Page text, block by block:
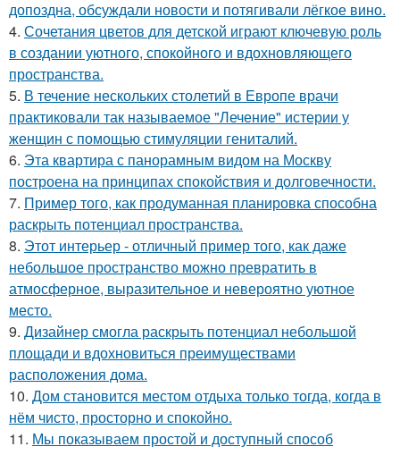
допоздна, обсуждали новости и потягивали лёгкое вино.
4. Сочетания цветов для детской играют ключевую роль
в создании уютного, спокойного и вдохновляющего
пространства.
5. В течение нескольких столетий в Европе врачи
практиковали так называемое "Лечение" истерии у
женщин с помощью стимуляции гениталий.
6. Эта квартира с панорамным видом на Москву
построена на принципах спокойствия и долговечности.
7. Пример того, как продуманная планировка способна
раскрыть потенциал пространства.
8. Этот интерьер - отличный пример того, как даже
небольшое пространство можно превратить в
атмосферное, выразительное и невероятно уютное
место.
9. Дизайнер смогла раскрыть потенциал небольшой
площади и вдохновиться преимуществами
расположения дома.
10. Дом становится местом отдыха только тогда, когда в
нём чисто, просторно и спокойно.
11. Мы показываем простой и доступный способ